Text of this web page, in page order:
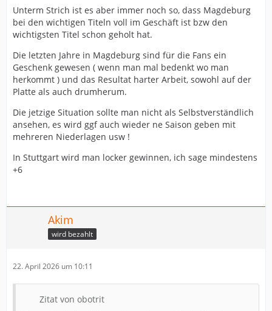
Unterm Strich ist es aber immer noch so, dass Magdeburg
bei den wichtigen Titeln voll im Geschäft ist bzw den
wichtigsten Titel schon geholt hat.
Die letzten Jahre in Magdeburg sind für die Fans ein
Geschenk gewesen ( wenn man mal bedenkt wo man
herkommt ) und das Resultat harter Arbeit, sowohl auf der
Platte als auch drumherum.
Die jetzige Situation sollte man nicht als Selbstverständlich
ansehen, es wird ggf auch wieder ne Saison geben mit
mehreren Niederlagen usw !
In Stuttgart wird man locker gewinnen, ich sage mindestens
+6
Akim
wird bezahlt
22. April 2026 um 10:11
Zitat von obotrit